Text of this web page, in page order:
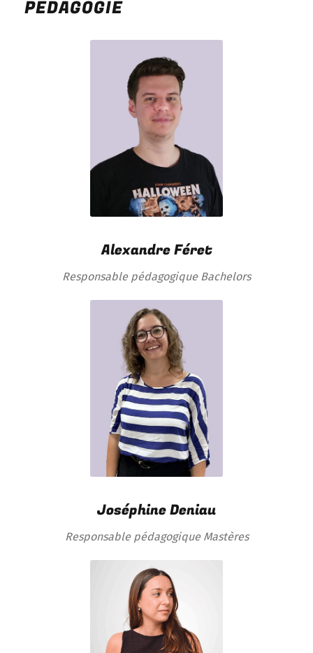
PÉDAGOGIE
Alexandre Féret
Responsable pédagogique Bachelors
Joséphine Deniau
Responsable pédagogique Mastères